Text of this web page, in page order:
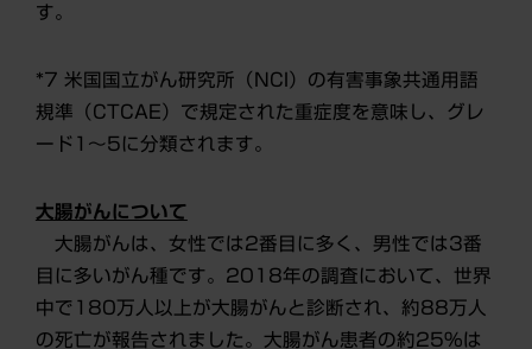
す。
*7 米国国立がん研究所（NCI）の有害事象共通用語
規準（CTCAE）で規定された重症度を意味し、グレ
ード1～5に分類されます。
大腸がんについて
大腸がんは、女性では2番目に多く、男性では3番
目に多いがん種です。2018年の調査において、世界
中で180万人以上が大腸がんと診断され、約88万人
の死亡が報告されました。大腸がん患者の約25%は